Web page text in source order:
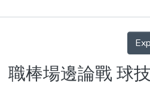
Statistics
Details
職棒場邊論戰 球